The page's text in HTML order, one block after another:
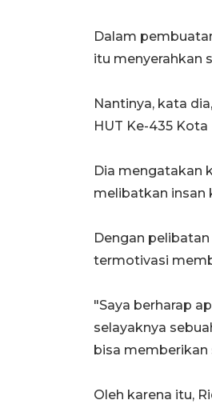
Dalam
itu menyerahkan
Nantinya, kata
HUT Ke-435
Dia mengatakan
melibatkan insan
Dengan
termotivasi
"Saya berharap
selayaknya
bisa memberikan
Oleh karena itu,